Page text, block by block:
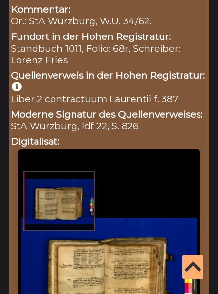
Kommentar:
Or.: StA Würzburg, W.U. 34/62.
Fundort in der Hohen Registratur:
Standbuch 1011, Folio: 68r, Schreiber:
Lorenz Fries
Quellenverweis in der Hohen Registratur:
Liber 2 contractuum Laurentii f. 387
Moderne Signatur des Quellenverweises:
StA Würzburg, ldf 22, S. 826
Digitalisat: